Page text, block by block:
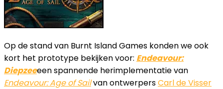
Op de stand van Burnt Island Games konden we ook
kort het prototype bekijken voor: Endeavour:
Diepzeeeen spannende herimplementatie van
Endeavour: Age of Sailvan ontwerpersCarl de Visser